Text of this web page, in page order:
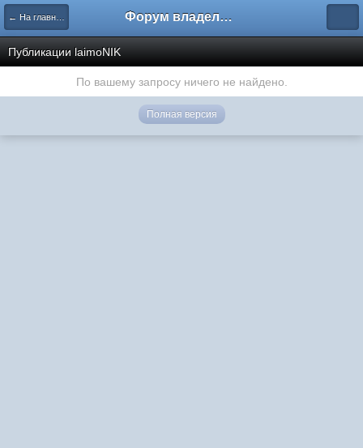
← На главную Форум владельцев интернет-магазинов
Публикации laimoNIK
По вашему запросу ничего не найдено.
Полная версия